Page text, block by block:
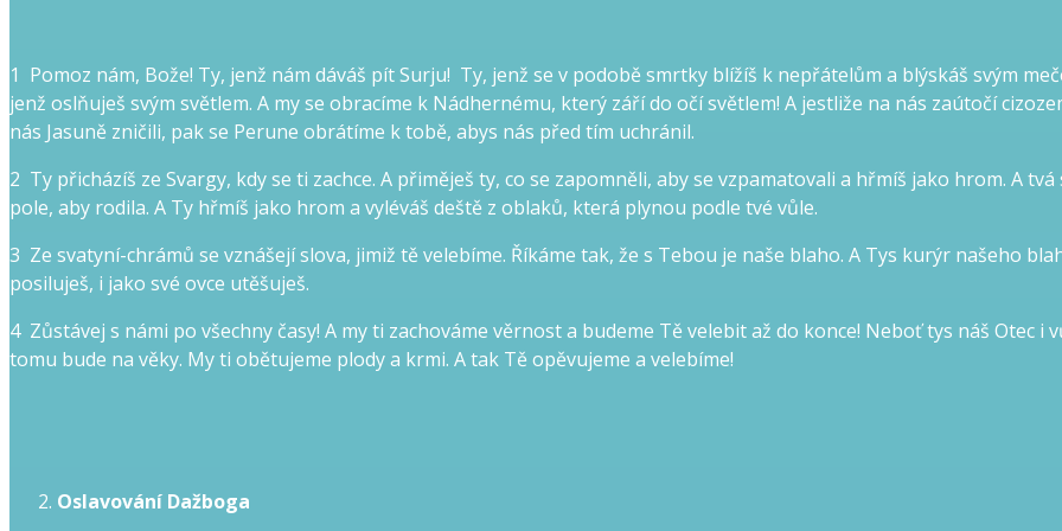
1 Pomoz nám, Bože! Ty, jenž nám dáváš pít Surju! Ty, jenž se v podobě smrtky blížíš k nepřátelům a blýskáš svým
jenž oslňuješ svým světlem. A my se obracíme k Nádhernému, který září do očí světlem! A jestliže na nás zaútočí
nás Jasuně zničili, pak se Perune obrátíme k tobě, abys nás před tím uchránil.
2 Ty přicházíš ze Svargy, kdy se ti zachce. A přiměješ ty, co se zapomněli, aby se vzpamatovali a hřmíš jako hrom. A
pole, aby rodila. A Ty hřmíš jako hrom a vyléváš deště z oblaků, která plynou podle tvé vůle.
3 Ze svatyní-chrámů se vznášejí slova, jimiž tě vele­bíme. Říkáme tak, že s Tebou je naše blaho. A Tys kurýr našeho
posiluješ, i jako své ov­ce utěšuješ.
4 Zůstávej s námi po všechny časy! A my ti zachová­me věrnost a budeme Tě velebit až do konce! Ne­boť tys náš Otec i
tomu bude na věky. My ti obětujeme plody a krmi. A tak Tě opěvujeme a velebíme!
Oslavování Dažboga